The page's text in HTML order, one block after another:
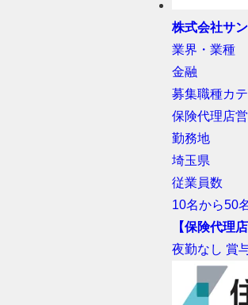
株式会社サ
業界・業種
金融
募集職種カ
保険代理店
勤務地
埼玉県
従業員数
10名から50
【保険代理
夜勤なし 賞